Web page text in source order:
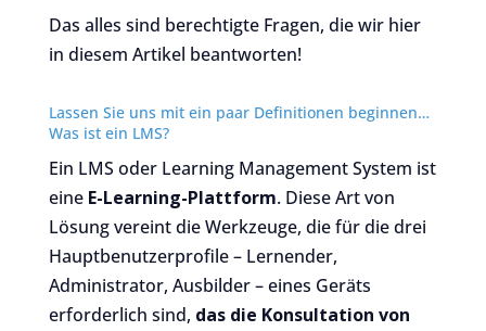
Das alles sind berechtigte Fragen, die wir hier
in diesem Artikel beantworten!
Lassen Sie uns mit ein paar Definitionen beginnen…
Was ist ein LMS?
Ein LMS oder Learning Management System ist
eine E-Learning-Plattform. Diese Art von
Lösung vereint die Werkzeuge, die für die drei
Hauptbenutzerprofile – Lernender,
Administrator, Ausbilder – eines Geräts
erforderlich sind, das die Konsultation von